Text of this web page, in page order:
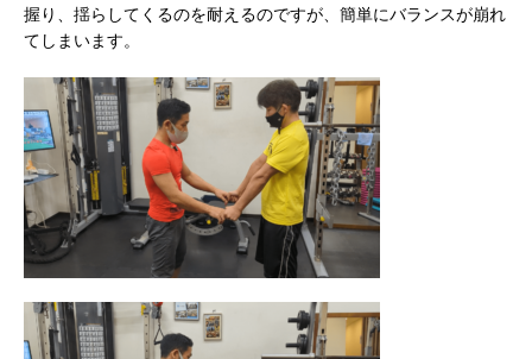
握り、揺らしてくるのを耐えるのですが、簡単にバランスが崩れ
てしまいます。